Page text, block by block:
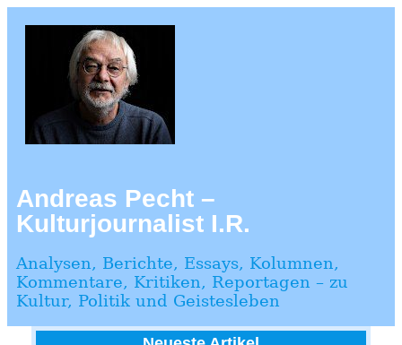
springen
Andreas Pecht –
Kulturjournalist I.R.
Analysen, Berichte, Essays, Kolumnen,
Kommentare, Kritiken, Reportagen – zu
Kultur, Politik und Geistesleben